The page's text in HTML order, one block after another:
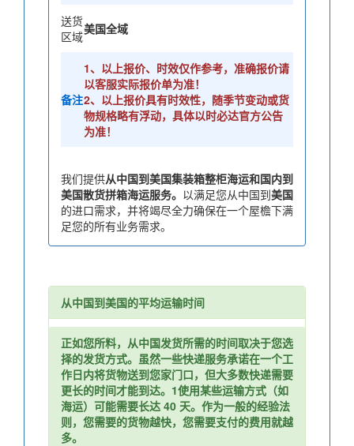
送货
区域美国全域
备注
1、以上报价、时效仅作参考，准确报价请
以客服实际报价单为准！
2、以上报价具有时效性，随季节变动或货
物规格略有浮动，具体以时必达官方公告
为准！
我们提供从中国到美国集装箱整柜海运和国内到
美国散货拼箱海运服务。 以满足您从中国到美国
的进口需求，并将竭尽全力确保在一个屋檐下满
足您的所有业务需求。
从中国到美国的平均运输时间
正如您所料，从中国发货所需的时间取决于您选
择的发货方式。虽然一些快递服务承诺在一个工
作日内将货物送到您家门口，但大多数快递需要
更长的时间才能到达。1使用某些运输方式（如
海运）可能需要长达 40 天。作为一般的经验法
则，您需要的货物越快，您需要支付的费用就越
多。